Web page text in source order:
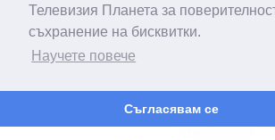
Телевизия Планета за
съхранение на бисквитки.
Научете повече
Съгласявам се